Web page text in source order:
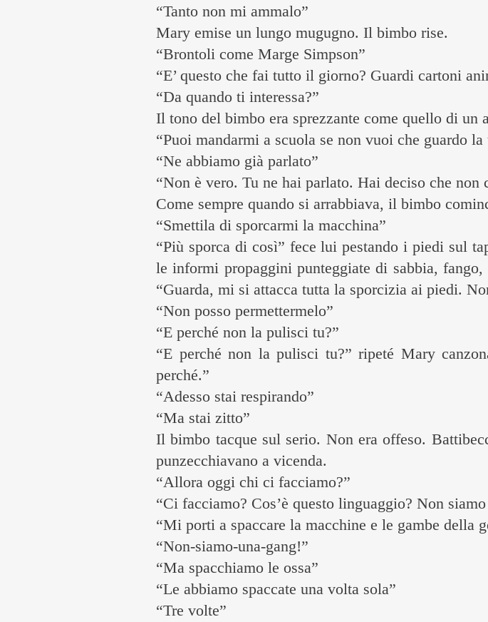
“Tanto non mi ammalo”
Mary emise un lungo mugugno. Il bimbo rise.
“Brontoli come Marge Simpson”
“E’ questo che fai tutto il giorno? Guardi cartoni
“Da quando ti interessa?”
Il tono del bimbo era sprezzante come quello di un
“Puoi mandarmi a scuola se non vuoi che guardo la
“Ne abbiamo già parlato”
“Non è vero. Tu ne hai parlato. Hai deciso che non
Come sempre quando si arrabbiava, il bimbo
“Smettila di sporcarmi la macchina”
“Più sporca di così” fece lui pestando i piedi sul
le informi propaggini punteggiate di sabbia,
“Guarda, mi si attacca tutta la sporcizia ai piedi.
“Non posso permettermelo”
“E perché non la pulisci tu?”
“E perché non la pulisci tu?” ripeté Mary
perché.”
“Adesso stai respirando”
“Ma stai zitto”
Il bimbo tacque sul serio. Non era offeso.
punzecchiavano a vicenda.
“Allora oggi chi ci facciamo?”
“Ci facciamo? Cos’è questo linguaggio? Non
“Mi porti a spaccare la macchine e le gambe della
“Non-siamo-una-gang!”
“Ma spacchiamo le ossa”
“Le abbiamo spaccate una volta sola”
“Tre volte”